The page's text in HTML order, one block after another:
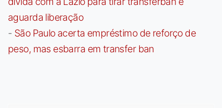
aguarda liberação
- São Paulo acerta empréstimo de reforço de
peso, mas esbarra em transfer ban